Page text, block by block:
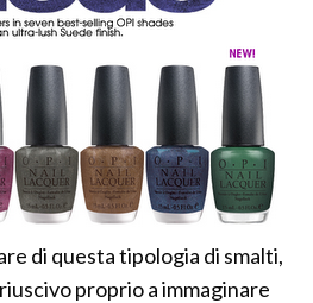
di questa tipologia di smalti,
proprio a immaginare